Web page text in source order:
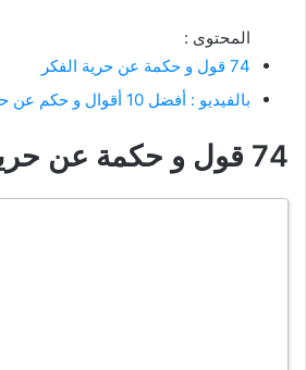
المحتوى :
74 قول و حكمة عن حرية الفكر
بالفيديو : أفضل 10 أقوال و حكم عن حرية الفكر
74 قول و حكمة عن حرية الفكر